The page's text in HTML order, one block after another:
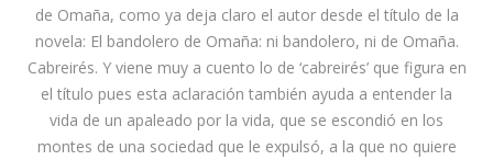
de Omaña, como ya deja claro el autor desde el título de la
novela: El bandolero de Omaña: ni bandolero, ni de Omaña.
Cabreirés. Y viene muy a cuento lo de ‘cabreirés’ que figura en
el título pues esta aclaración también ayuda a entender la
vida de un apaleado por la vida, que se escondió en los
montes de una sociedad que le expulsó, a la que no quiere